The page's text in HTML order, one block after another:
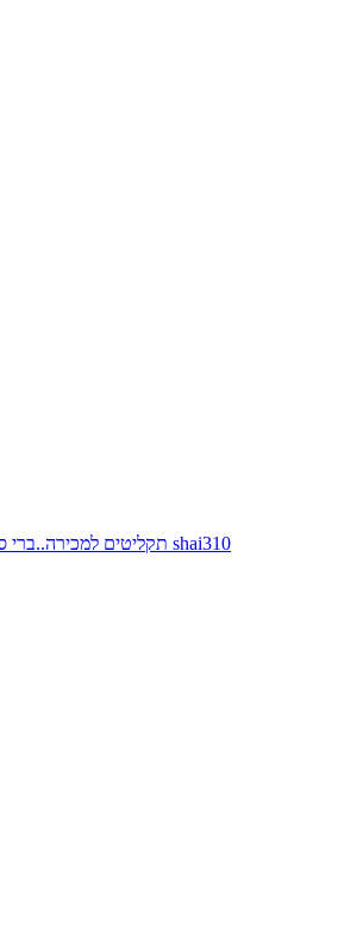
תקליטים למכירה..ברי סחרוֹף, ז׳אן קונפליקט, כרומוזום, מינימל קומפקט, רמי פורטיס מאת shai310